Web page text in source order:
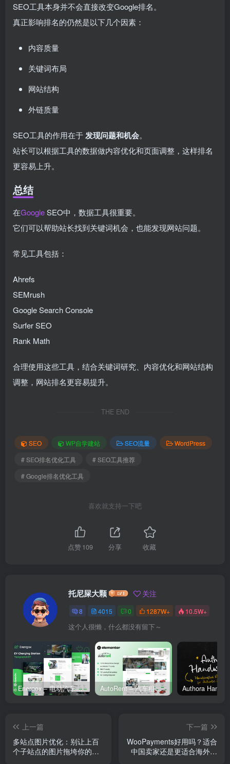
SEO工具本身并不会直接改变Google排名。
真正影响排名的仍然是以下几个因素：
内容质量
关键词布局
网站结构
外链质量
SEO工具的作用在于发现问题和机会。
站长可以根据工具的数据做内容优化和页面调整，这样排名
更容易上升。
总结
在GoogleSEO中，数据工具很重要。
它们可以帮助站长找到关键词机会，也能发现网站问题。
常见工具包括：
Ahrefs
SEMrush
Google Search Console
Surfer SEO
Rank Math
合理使用这些工具，结合关键词研究、内容优化和网站结构
调整，网站排名更容易提升。
THE END
SEO WP自学建站 SEO流量
WordPress
# SEO排名优化工具
# SEO工具推荐
# Google排名优化工具
喜欢就支持一下吧
点赞109 分享 收藏
托尼屎大颗 关注
8 4015 0 1287W+ 10.5W+
这个人很懒，什么都没有留下～
Energox – 电动汽车充电站 Elementor 模板套件 AutoRent – 汽车租赁服务 Elementor 模板套件
上一篇
多站点图片优化：别让上百
个子站点的图片拖垮你的服
下一篇
WooPayments好用吗？适合
中国卖家还是更适合海外独